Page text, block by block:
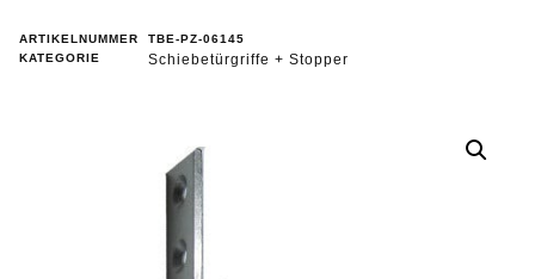
ARTIKELNUMMER
TBE-PZ-06145
KATEGORIE
Schiebetürgriffe + Stopper